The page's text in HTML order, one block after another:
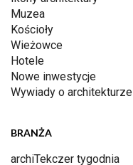
Muzea
Kościoły
Wieżowce
Hotele
Nowe inwestycje
Wywiady o architekturze
BRANŻA
archiTekczer tygodnia